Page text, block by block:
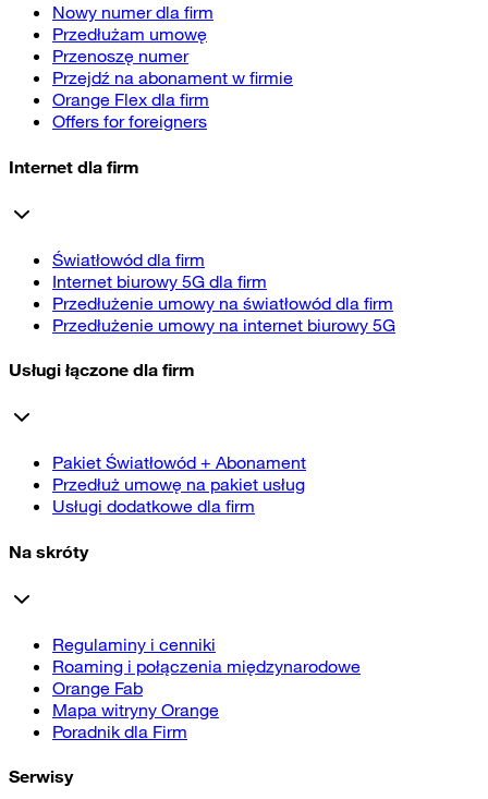
Nowy numer dla firm
Przedłużam umowę
Przenoszę numer
Przejdź na abonament w firmie
Orange Flex dla firm
Offers for foreigners
Internet dla firm
Światłowód dla firm
Internet biurowy 5G dla firm
Przedłużenie umowy na światłowód dla firm
Przedłużenie umowy na internet biurowy 5G
Usługi łączone dla firm
Pakiet Światłowód + Abonament
Przedłuż umowę na pakiet usług
Usługi dodatkowe dla firm
Na skróty
Regulaminy i cenniki
Roaming i połączenia międzynarodowe
Orange Fab
Mapa witryny Orange
Poradnik dla Firm
Serwisy